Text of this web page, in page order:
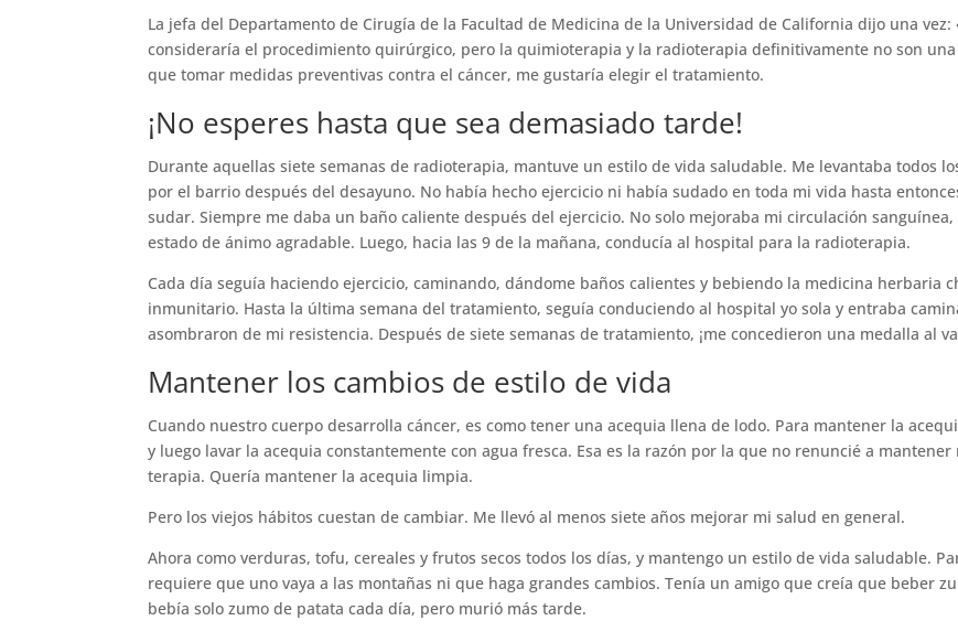
La jefa del Departamento de Cirugía de la Facultad de Medicina de la Universidad de California dijo una
consideraría el procedimiento quirúrgico, pero la quimioterapia y la radioterapia definitivamente no son
que tomar medidas preventivas contra el cáncer, me gustaría elegir el tratamiento.
¡No esperes hasta que sea demasiado tarde!
Durante aquellas siete semanas de radioterapia, mantuve un estilo de vida saludable. Me levantaba todos
por el barrio después del desayuno. No había hecho ejercicio ni había sudado en toda mi vida hasta
sudar. Siempre me daba un baño caliente después del ejercicio. No solo mejoraba mi circulación
estado de ánimo agradable. Luego, hacia las 9 de la mañana, conducía al hospital para la radioterapia.
Cada día seguía haciendo ejercicio, caminando, dándome baños calientes y bebiendo la medicina herbaria
inmunitario. Hasta la última semana del tratamiento, seguía conduciendo al hospital yo sola y entraba
asombraron de mi resistencia. Después de siete semanas de tratamiento, ¡me concedieron una medalla al
Mantener los cambios de estilo de vida
Cuando nuestro cuerpo desarrolla cáncer, es como tener una acequia llena de lodo. Para mantener la
y luego lavar la acequia constantemente con agua fresca. Esa es la razón por la que no renuncié a
terapia. Quería mantener la acequia limpia.
Pero los viejos hábitos cuestan de cambiar. Me llevó al menos siete años mejorar mi salud en general.
Ahora como verduras, tofu, cereales y frutos secos todos los días, y mantengo un estilo de vida saludable.
requiere que uno vaya a las montañas ni que haga grandes cambios. Tenía un amigo que creía que beber
bebía solo zumo de patata cada día, pero murió más tarde.